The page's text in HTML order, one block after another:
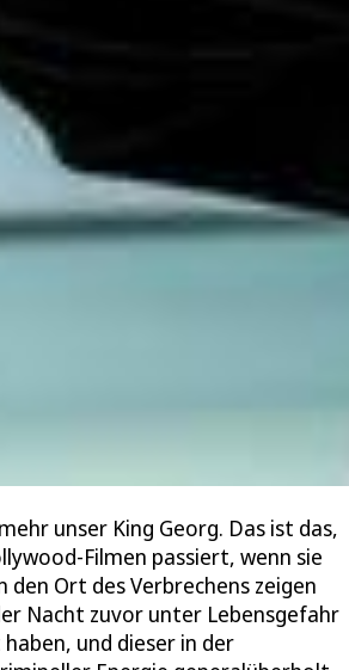
unser King Georg. Das ist das,
Filmen passiert, wenn sie
Ort des Verbrechens zeigen
Nacht zuvor unter Lebensgefahr
und dieser in der